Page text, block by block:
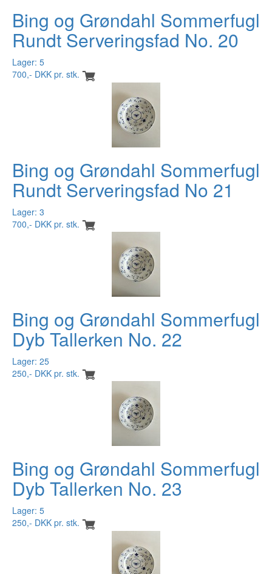
Bing og Grøndahl Sommerfugl
Rundt Serveringsfad No. 20
Lager: 5
700,- DKK pr. stk.
Bing og Grøndahl Sommerfugl
Rundt Serveringsfad No 21
Lager: 3
700,- DKK pr. stk.
Bing og Grøndahl Sommerfugl
Dyb Tallerken No. 22
Lager: 25
250,- DKK pr. stk.
Bing og Grøndahl Sommerfugl
Dyb Tallerken No. 23
Lager: 5
250,- DKK pr. stk.